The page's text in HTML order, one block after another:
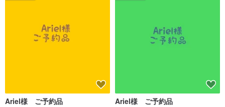
Ariel様 ご予約品 Ariel様 ご予約品